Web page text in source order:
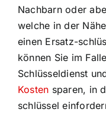
Nachbarn oder
welche in der
einen Ersatz-
können Sie im
Schlüsseldienst
Kosten sparen, in
schlüssel